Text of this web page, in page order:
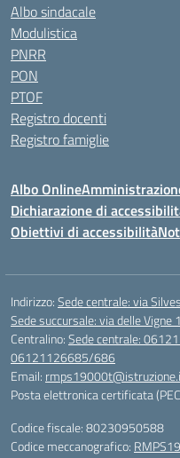
Albo sindacale
Modulistica
PNRR
PON
PTOF
Registro docenti
Registro famiglie
Albo Online
Dichiarazione di
Obiettivi di accessibilità
Indirizzo:Sede centrale: via
Sede succursale: via delle
Centralino:Sede centrale:
06121126685/686
Email:
Posta elettronica certificata
Codice fiscale: 80230950588
Codice meccanografico: